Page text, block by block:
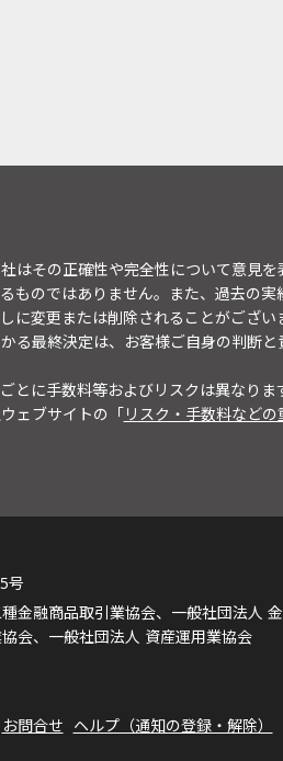
はその正確性や完全性について意見
のではありません。また、過去の実
に変更または削除されることがござい
る最終決定は、お客様ご自身の判断
とに手数料等およびリスクは異なりま
ェブサイトの「リスク・手数料など
号
金融商品取引業協会、一般社団法人 金
会、一般社団法人 資産運用業協会
お問合せ ヘルプ（通知の登録・解除）